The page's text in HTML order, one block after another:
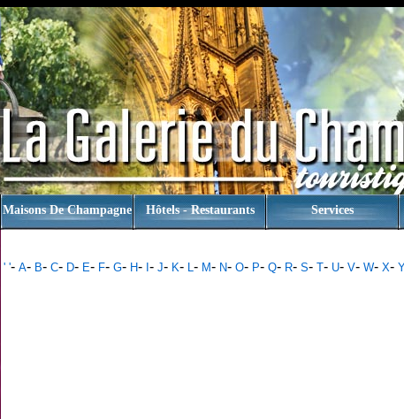
Maisons De Champagne Hôtels - Restaurants Services
' '- A- B- C- D- E- F- G- H- - J- K- L- M- N- O- P- Q- R- S- T- U- V- W- X-